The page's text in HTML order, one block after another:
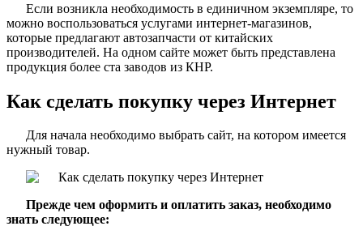
Если возникла необходимость в единичном экземпляре, то
можно воспользоваться услугами интернет-магазинов,
которые предлагают автозапчасти от китайских
производителей. На одном сайте может быть представлена
продукция более ста заводов из КНР.
Как сделать покупку через Интернет
Для начала необходимо выбрать сайт, на котором имеется
нужный товар.
Прежде чем оформить и оплатить заказ, необходимо
знать следующее: